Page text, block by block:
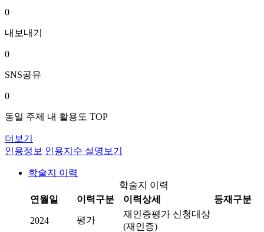
0
내보내기
0
SNS공유
0
동일 주제 내 활용도 TOP
더보기
인용정보 인용지수 설명보기
학술지 이력
학술지 이력
연월일
이력구분 이력상세 등재구분
2024 평가
재인증평가 신청대상
(재인증)